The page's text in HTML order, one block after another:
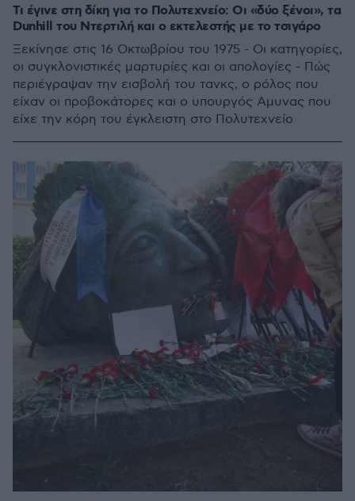
Τι έγινε στη δίκη για το Πολυτεχνείο: Οι «δύο ξένοι», τα
Dunhill του Ντερτιλή και ο εκτελεστής με το τσιγάρο
Ξεκίνησε στις 16 Οκτωβρίου του 1975 - Οι κατηγορίες,
οι συγκλονιστικές μαρτυρίες και οι απολογίες - Πώς
περιέγραψαν την εισβολή του τανκς, ο ρόλος που
είχαν οι προβοκάτορες και ο υπουργός Αμυνας που
είχε την κόρη του έγκλειστη στο Πολυτεχνείο